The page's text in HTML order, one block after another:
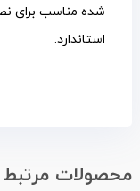
شده مناسب برای
استاندارد.
محصولات مرتبط